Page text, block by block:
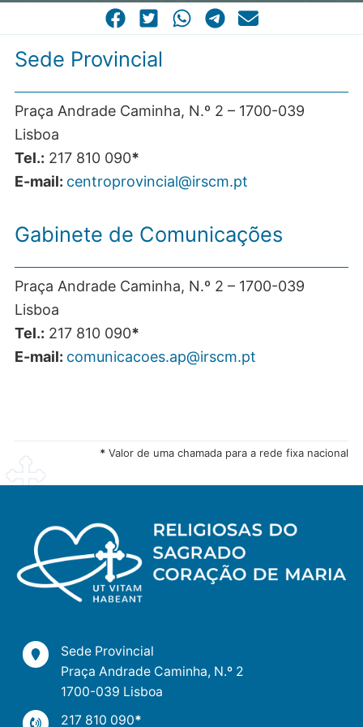
CASA COMUM
POR VOCAÇÃO
Sede Provincial
Praça Andrade Caminha, N.º 2 – 1700-039
Lisboa
Tel.: 217 810 090*
E-mail: centroprovincial@irscm.pt
Gabinete de Comunicações
Praça Andrade Caminha, N.º 2 – 1700-039
Lisboa
Tel.: 217 810 090*
E-mail: comunicacoes.ap@irscm.pt
* Valor de uma chamada para a rede fixa nacional
Sede Provincial
Praça Andrade Caminha, N.º 2
1700-039 Lisboa
217 810 090*